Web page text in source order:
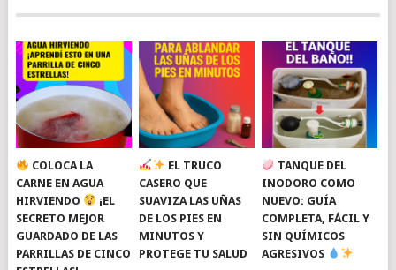
COLOCA LA
CARNE EN AGUA
HIRVIENDO
¡EL
SECRETO MEJOR
GUARDADO DE LAS
PARRILLAS DE CINCO
EL TRUCO
CASERO QUE
SUAVIZA LAS UÑAS
DE LOS PIES EN
MINUTOS Y
PROTEGE TU SALUD
TANQUE DEL
INODORO COMO
NUEVO: GUÍA
COMPLETA, FÁCIL Y
SIN QUÍMICOS
AGRESIVOS